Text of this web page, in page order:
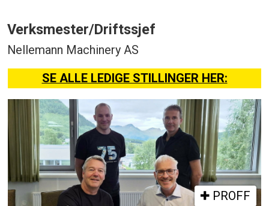
Verksmester/Driftssjef
Nellemann Machinery AS
SE ALLE LEDIGE STILLINGER HER:
PROFF